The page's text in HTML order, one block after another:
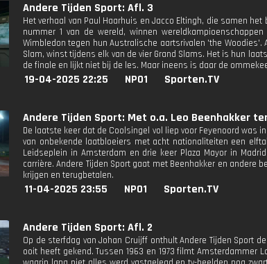
Andere Tijden Sport: Afl. 3
Het verhaal van Paul Haarhuis en Jacco Eltingh, die samen
nummer 1 van de wereld, winnen
Wimbledon tegen hun Australische aartsrivalen 'the
Slam, winst tijdens elk van de vier Grand Slams. Het is hun
de finale en lijkt niet bij de les. Maar ineens is daar de
19-04-2025 22:25 NPO1 Sporten.TV
Andere Tijden Sport: Met o.a. Leo Beenhakker
De laatste keer dat de Coolsingel vol liep voor Feyenoord was
van onbekende laatbloeiers met acht nationaliteiten een
Leidseplein in Amsterdam en drie keer Plaza Mayor in
carrière. Andere Tijden Sport gaat met Beenhakker en andere
krijgen en terugbetalen.
11-04-2025 23:55 NPO1 Sporten.TV
Andere Tijden Sport: Afl. 2
Op de sterfdag van Johan Cruijff onthult Andere Tijden Sport
ooit heeft gekend. Tussen 1963 en 1973 filmt Amsterdammer